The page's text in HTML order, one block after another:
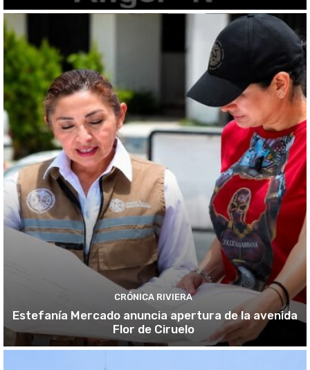
CRÓNICA RIVIERA
Estefanía Mercado anuncia apertura de la avenida
Flor de Ciruelo